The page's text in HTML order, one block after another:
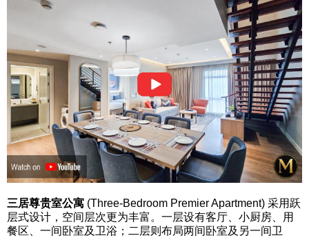
三居尊贵室公寓 (Three-Bedroom Premier Apartment) 采用跃
层式设计，空间层次更为丰富。一层设有客厅、小厨房、用
餐区、一间卧室及卫浴；二层则布局两间卧室及另一间卫